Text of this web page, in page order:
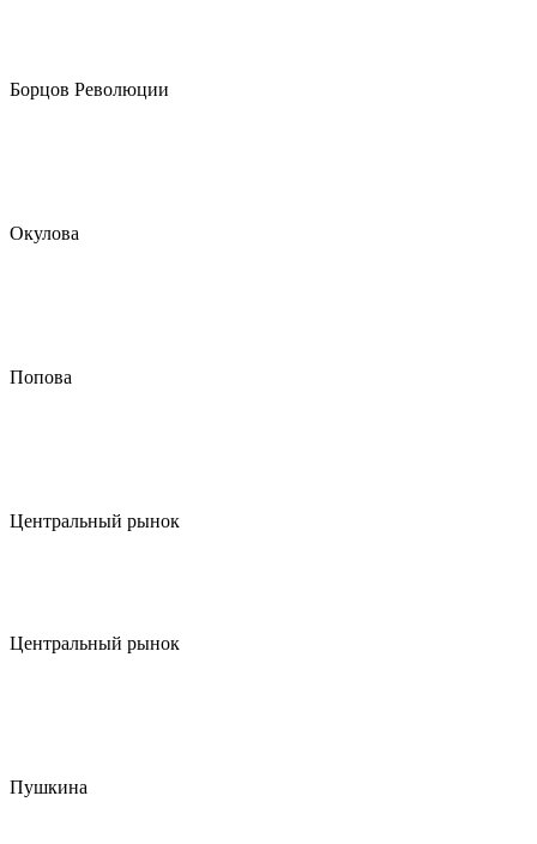
Борцов Революции
Окулова
Попова
Центральный рынок
Центральный рынок
Пушкина